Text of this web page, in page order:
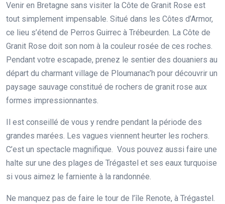
Venir en Bretagne sans visiter la Côte de Granit Rose est
tout simplement impensable. Situé dans les Côtes d’Armor,
ce lieu s’étend de Perros Guirrec à Trébeurden. La Côte de
Granit Rose doit son nom à la couleur rosée de ces roches.
Pendant votre escapade, prenez le sentier des douaniers au
départ du charmant village de Ploumanac’h pour découvrir un
paysage sauvage constitué de rochers de granit rose aux
formes impressionnantes.
Il est conseillé de vous y rendre pendant la période des
grandes marées. Les vagues viennent heurter les rochers.
C’est un spectacle magnifique. Vous pouvez aussi faire une
halte sur une des plages de Trégastel et ses eaux turquoise
si vous aimez le farniente à la randonnée.
Ne manquez pas de faire le tour de l’île Renote, à Trégastel.